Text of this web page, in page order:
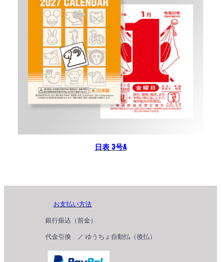
日表 3号A
お支払い方法
銀行振込（前金）
代金引換 ／ ゆうちょ自動払（後払）